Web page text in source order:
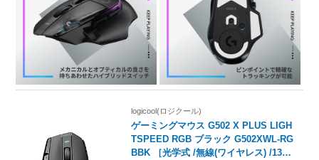
logicool(ロジクール)
ゲーミングマウス G502 X PLUS LIGH
TSPEED RGB ブラック G502XWL-RG
BBK ［光学式 /無線(ワイヤレス) /13ボ